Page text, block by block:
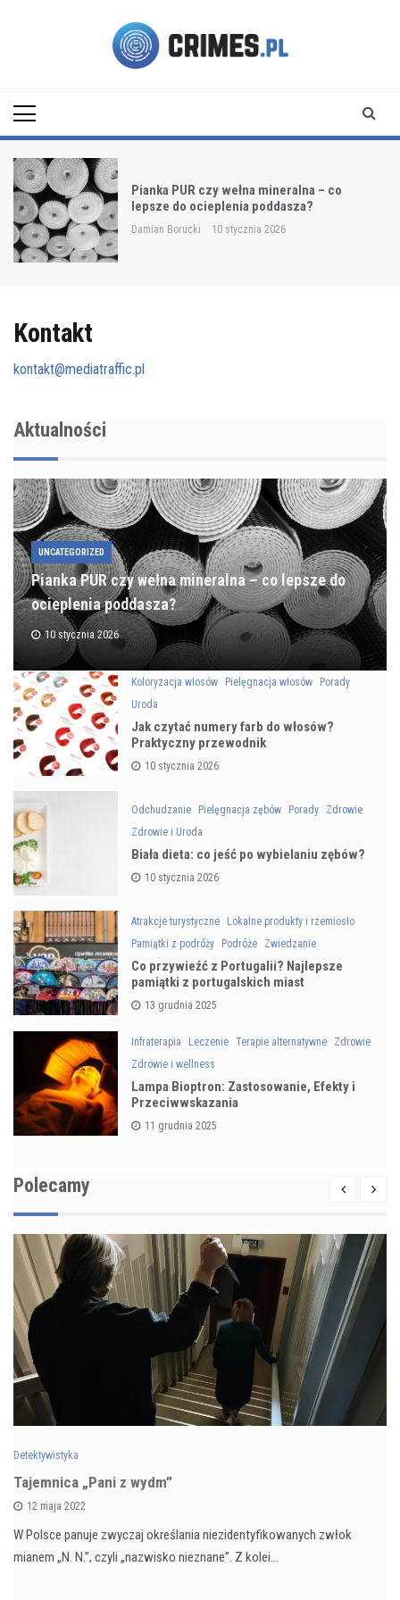
Pianka PUR czy wełna mineralna – co
lepsze do ocieplenia poddasza?
Damian Borucki 10 stycznia 2026
Kontakt
kontakt@mediatraffic.pl
Aktualności
UNCATEGORIZED
Pianka PUR czy wełna mineralna – co lepsze do
ocieplenia poddasza?
10 stycznia 2026
Koloryzacja włosów Pielęgnacja włosów
Porady
Uroda
Jak czytać numery farb do włosów?
Praktyczny przewodnik
10 stycznia 2026
Odchudzanie Pielęgnacja zębów Porady
Zdrowie
Zdrowie i Uroda
Biała dieta: co jeść po wybielaniu zębów?
10 stycznia 2026
Atrakcje turystyczne
Lokalne produkty i rzemiosło
Pamiątki z podróży
Podróże Zwiedzanie
Co przywieźć z Portugalii? Najlepsze
pamiątki z portugalskich miast
13 grudnia 2025
Infraterapia Leczenie Terapie alternatywne
Zdrowie
Zdrowie i wellness
Lampa Bioptron: Zastosowanie, Efekty i
Przeciwwskazania
11 grudnia 2025
Polecamy
Detektywistyka
Tajemnica „Pani z wydm”
12 maja 2022
W Polsce panuje zwyczaj określania niezidentyfikowanych zwłok
mianem „N. N.”, czyli „nazwisko nieznane”. Z kolei…